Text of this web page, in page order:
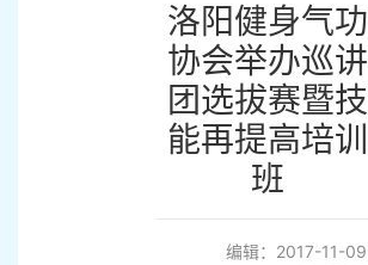
洛阳健身气功
协会举办巡讲
团选拔赛暨技
能再提高培训
班
编辑：2017-11-09